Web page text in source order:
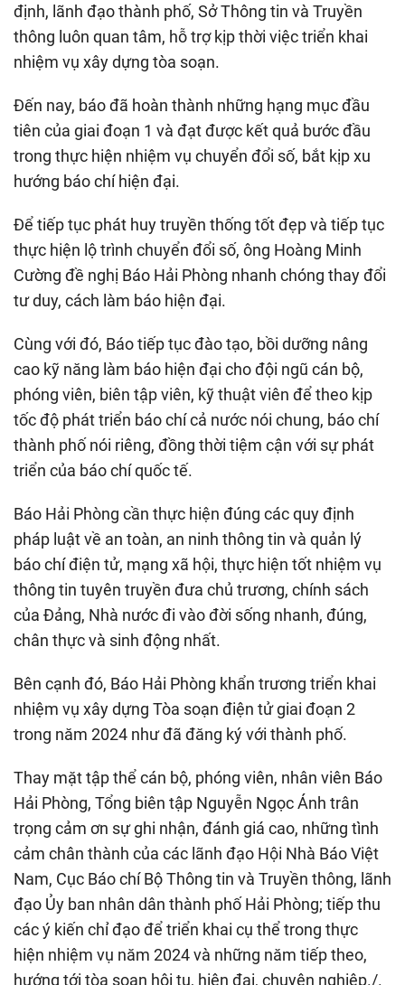
định, lãnh đạo thành phố, Sở Thông tin và Truyền
thông luôn quan tâm, hỗ trợ kịp thời việc triển khai
nhiệm vụ xây dựng tòa soạn.
Đến nay, báo đã hoàn thành những hạng mục đầu
tiên của giai đoạn 1 và đạt được kết quả bước đầu
trong thực hiện nhiệm vụ chuyển đổi số, bắt kịp xu
hướng báo chí hiện đại.
Để tiếp tục phát huy truyền thống tốt đẹp và tiếp tục
thực hiện lộ trình chuyển đổi số, ông Hoàng Minh
Cường đề nghị Báo Hải Phòng nhanh chóng thay đổi
tư duy, cách làm báo hiện đại.
Cùng với đó, Báo tiếp tục đào tạo, bồi dưỡng nâng
cao kỹ năng làm báo hiện đại cho đội ngũ cán bộ,
phóng viên, biên tập viên, kỹ thuật viên để theo kịp
tốc độ phát triển báo chí cả nước nói chung, báo chí
thành phố nói riêng, đồng thời tiệm cận với sự phát
triển của báo chí quốc tế.
Báo Hải Phòng cần thực hiện đúng các quy định
pháp luật về an toàn, an ninh thông tin và quản lý
báo chí điện tử, mạng xã hội, thực hiện tốt nhiệm vụ
thông tin tuyên truyền đưa chủ trương, chính sách
của Đảng, Nhà nước đi vào đời sống nhanh, đúng,
chân thực và sinh động nhất.
Bên cạnh đó, Báo Hải Phòng khẩn trương triển khai
nhiệm vụ xây dựng Tòa soạn điện tử giai đoạn 2
trong năm 2024 như đã đăng ký với thành phố.
Thay mặt tập thể cán bộ, phóng viên, nhân viên Báo
Hải Phòng, Tổng biên tập Nguyễn Ngọc Ánh trân
trọng cảm ơn sự ghi nhận, đánh giá cao, những tình
cảm chân thành của các lãnh đạo Hội Nhà Báo Việt
Nam, Cục Báo chí Bộ Thông tin và Truyền thông, lãnh
đạo Ủy ban nhân dân thành phố Hải Phòng; tiếp thu
các ý kiến chỉ đạo để triển khai cụ thể trong thực
hiện nhiệm vụ năm 2024 và những năm tiếp theo,
hướng tới tòa soạn hội tụ, hiện đại, chuyên nghiệp./.